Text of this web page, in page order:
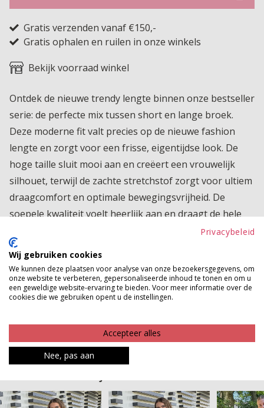
Gratis verzenden vanaf €150,-
Gratis ophalen en ruilen in onze winkels
Bekijk voorraad winkel
Ontdek de nieuwe trendy lengte binnen onze bestseller
serie: de perfecte mix tussen short en lange broek.
Deze moderne fit valt precies op de nieuwe fashion
lengte en zorgt voor een frisse, eigentijdse look. De
hoge taille sluit mooi aan en creëert een vrouwelijk
silhouet, terwijl de zachte stretchstof zorgt voor ultiem
draagcomfort en optimale bewegingsvrijheid. De
soepele kwaliteit voelt heerlijk aan en draagt de hele
dag comfortabel. Dankzij het tijdloze design is dit item
eindeloos te combineren, van casual met sneakers tot
iets gekleder met een mooie top of blouse. Een echte
musthave voor dit seizoen waarin comfort en stijl
moeiteloos samenkomen
Product kenmerken
Betaalinformatie
Privacybeleid
Wij gebruiken cookies
We kunnen deze plaatsen voor analyse van onze bezoekersgegevens, om
onze website te verbeteren, gepersonaliseerde inhoud te tonen en om u
een geweldige website-ervaring te bieden. Voor meer informatie over de
cookies die we gebruiken opent u de instellingen.
Accepteer alles
Nee, pas aan